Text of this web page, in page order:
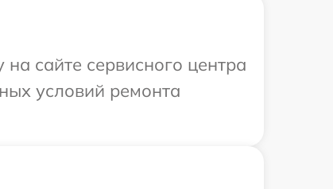
сайте сервисного центра
условий ремонта